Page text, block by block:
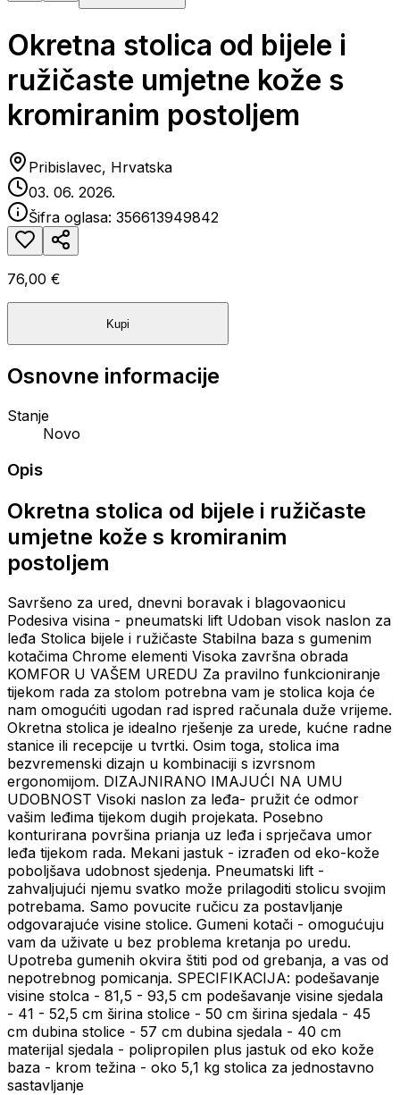
Okretna stolica od bijele i
ružičaste umjetne kože s
kromiranim postoljem
Pribislavec, Hrvatska
03. 06. 2026.
Šifra oglasa: 356613949842
76,00 €
Kupi
Osnovne informacije
Stanje
Novo
Opis
Okretna stolica od bijele i ružičaste
umjetne kože s kromiranim
postoljem
Savršeno za ured, dnevni boravak i blagovaonicu
Podesiva visina - pneumatski lift Udoban visok naslon za
leđa Stolica bijele i ružičaste Stabilna baza s gumenim
kotačima Chrome elementi Visoka završna obrada
KOMFOR U VAŠEM UREDU Za pravilno funkcioniranje
tijekom rada za stolom potrebna vam je stolica koja će
nam omogućiti ugodan rad ispred računala duže vrijeme.
Okretna stolica je idealno rješenje za urede, kućne radne
stanice ili recepcije u tvrtki. Osim toga, stolica ima
bezvremenski dizajn u kombinaciji s izvrsnom
ergonomijom. DIZAJNIRANO IMAJUĆI NA UMU
UDOBNOST Visoki naslon za leđa- pružit će odmor
vašim leđima tijekom dugih projekata. Posebno
konturirana površina prianja uz leđa i sprječava umor
leđa tijekom rada. Mekani jastuk - izrađen od eko-kože
poboljšava udobnost sjedenja. Pneumatski lift -
zahvaljujući njemu svatko može prilagoditi stolicu svojim
potrebama. Samo povucite ručicu za postavljanje
odgovarajuće visine stolice. Gumeni kotači - omogućuju
vam da uživate u bez problema kretanja po uredu.
Upotreba gumenih okvira štiti pod od grebanja, a vas od
nepotrebnog pomicanja. SPECIFIKACIJA: podešavanje
visine stolca - 81,5 - 93,5 cm podešavanje visine sjedala
- 41 - 52,5 cm širina stolice - 50 cm širina sjedala - 45
cm dubina stolice - 57 cm dubina sjedala - 40 cm
materijal sjedala - polipropilen plus jastuk od eko kože
baza - krom težina - oko 5,1 kg stolica za jednostavno
sastavljanje